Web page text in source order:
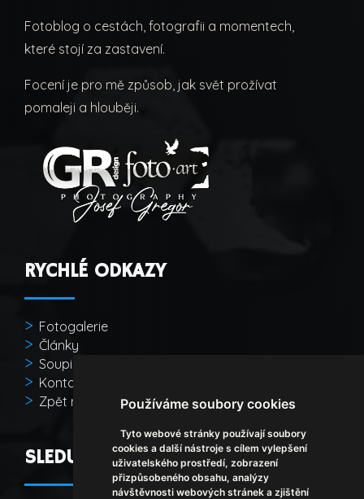
Používáme soubory cookies
Tyto webové stránky používají soubory
cookies a další nástroje s cílem vylepšení
uživatelského prostředí, zobrazení
přizpůsobeného obsahu, analýzy
návštěvnosti webových stránek a zjištění
Fotoblog o cestách, fotografii a momentech,
které stojí za zastavení.
Focení je pro mě způsob, jak svět prožívat
pomaleji a hlouběji.
RYCHLÉ ODKAZY
Fotogalerie
Články
Soupis článků
Kontakt
Zpět na začátek
SLEDUJTE MĚ